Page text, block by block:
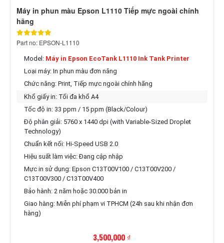
Máy in phun màu Epson L1110 Tiếp mực ngoài chính
hãng
Part no: EPSON-L1110
Model: Máy in Epson EcoTank L1110 Ink Tank Printer
Loại máy: In phun màu đơn năng
Chức năng: Print, Tiếp mực ngoài chính hãng
Khổ giấy in: Tối đa khổ A4
Tốc độ in: 33 ppm / 15 ppm (Black/Colour)
Độ phân giải: 5760 x 1440 dpi (with Variable-Sized Droplet
Technology)
Chuẩn kết nối: Hi-Speed USB 2.0
Hiệu suất làm việc: Đang cập nhập
Mực in sử dụng: Epson C13T00V100 / C13T00V200 /
C13T00V300 / C13T00V400
Bảo hành: 2 năm hoặc 30.000 bản in
Giao hàng: Miễn phí phạm vi TPHCM (24h sau khi nhận đơn
hàng)
3,500,000 ₫